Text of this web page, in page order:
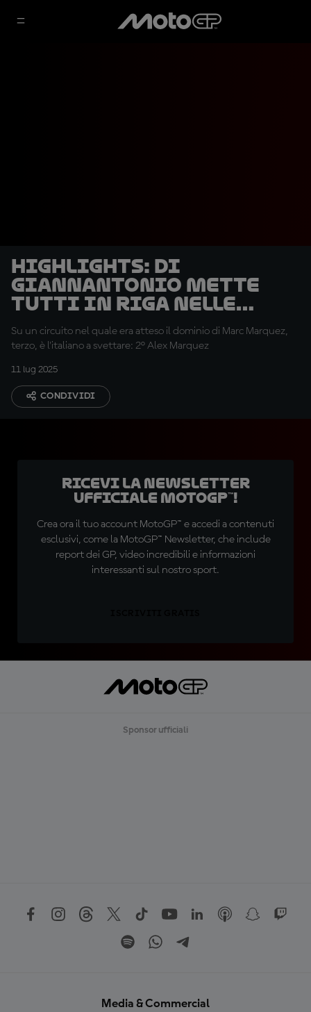
HIGHLIGHTS: Di
Giannantonio mette
tutti in riga nelle
prove del Sachsenring
Su un circuito nel quale era atteso il dominio di Marc Marquez,
terzo, è l'italiano a svettare: 2° Alex Marquez
11 lug 2025
CONDIVIDI
Ricevi la newsletter
ufficiale MotoGP™!
Crea ora il tuo account MotoGP™ e accedi a contenuti
esclusivi, come la MotoGP™ Newsletter, che include
report dei GP, video incredibili e informazioni
interessanti sul nostro sport.
Sponsor ufficiali
Media & Commercial